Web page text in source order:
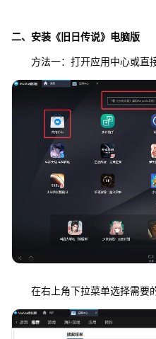
二、安装《旧日传说》电脑版
方法一：打开应用中心或直接
在右上角下拉菜单选择需要的